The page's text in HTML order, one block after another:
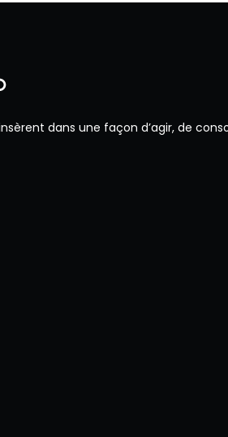
dans une façon d’agir, de